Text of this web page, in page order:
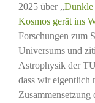
2025 über „Dunkle
Kosmos gerät ins
Forschungen zum
Universums und
Astrophysik der
dass wir eigentlich